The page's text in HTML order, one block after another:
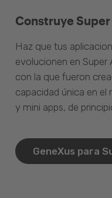
Construye
Haz que tus
evolucionen en Super
con la que fueron
capacidad única en el
y mini apps, de
GeneXus para